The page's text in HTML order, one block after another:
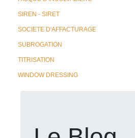
SIREN - SIRET
SOCIETE D'AFFACTURAGE
SUBROGATION
TITRISATION
WINDOW DRESSING